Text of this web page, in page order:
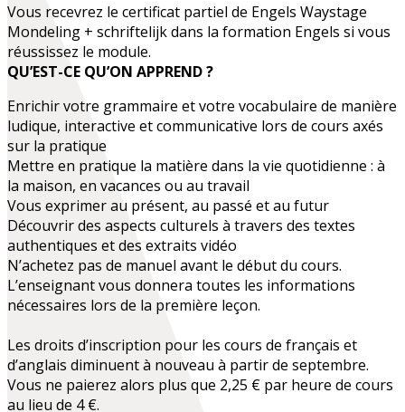
Vous recevrez le certificat partiel de Engels Waystage
Mondeling + schriftelijkdans la formation Engels si vous
réussissez le module.
QU’EST-CE QU’ON APPREND ?
Enrichirvotre grammaire et votre vocabulaire de manière
ludique, interactive et communicative lors de cours axés
sur la pratique
Mettre en pratique la matière dans la vie quotidienne : à
la maison, en vacances ou au travail
Vous exprimer au présent, au passé et au futur
Découvrir des aspects culturels à travers des textes
authentiques et des extraits vidéo
N’achetez pas de manuel avant le début du cours.
L’enseignant vous donnera toutes les informations
nécessaires lors de la première leçon.
Les droits d’inscription pour les cours de français et
d’anglais diminuent à nouveau à partir de septembre.
Vous ne paierez alors plus que 2,25 € par heure de cours
au lieu de 4 €.